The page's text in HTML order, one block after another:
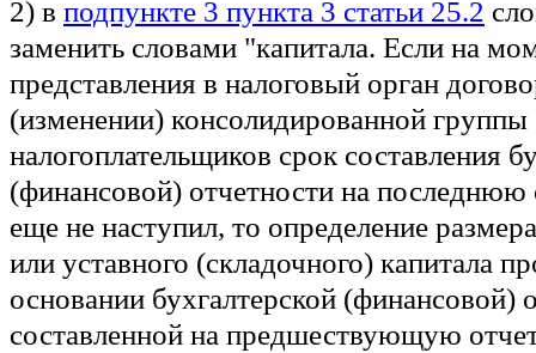
2) в подпункте 3 пункта 3 статьи 25.2
заменить словами "капитала. Если на
представления в налоговый орган
(изменении) консолидированной группы
налогоплательщиков срок составления
(финансовой) отчетности на последнюю
еще не наступил, то определение
или уставного (складочного) капитала
основании бухгалтерской (финансовой)
составленной на предшествующую